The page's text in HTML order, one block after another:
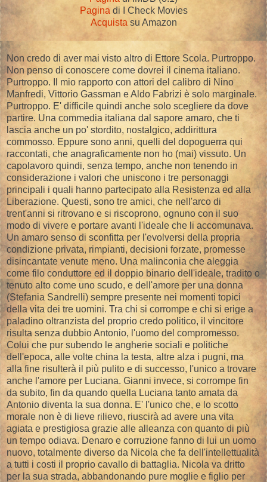
Pagina di I Check Movies
Acquista su Amazon
Non credo di aver mai visto altro di Ettore Scola. Purtroppo.
Non penso di conoscere come dovrei il cinema italiano.
Purtroppo. Il mio rapporto con attori del calibro di Nino
Manfredi, Vittorio Gassman e Aldo Fabrizi è solo marginale.
Purtroppo. E' difficile quindi anche solo scegliere da dove
partire. Una commedia italiana dal sapore amaro, che ti
lascia anche un po' stordito, nostalgico, addirittura
commosso. Eppure sono anni, quelli del dopoguerra qui
raccontati, che anagraficamente non ho (mai) vissuto. Un
capolavoro quindi, senza tempo, anche non tenendo in
considerazione i valori che uniscono i tre personaggi
principali i quali hanno partecipato alla Resistenza ed alla
Liberazione. Questi, sono tre amici, che nell'arco di
trent'anni si ritrovano e si riscoprono, ognuno con il suo
modo di vivere e portare avanti l'ideale che li accomunava.
Un amaro senso di sconfitta per l'evolversi della propria
condizione privata, rimpianti, decisioni forzate, promesse
disincantate venute meno. Una malinconia che aleggia
come filo conduttore ed il doppio binario dell'ideale, tradito o
tenuto alto come uno scudo, e dell'amore per una donna
(Stefania Sandrelli) sempre presente nei momenti topici
della vita dei tre uomini. Tra chi si corrompe e chi si erige a
paladino oltranzista del proprio credo politico, il vincitore
risulta senza dubbio Antonio, l'uomo del compromesso.
Colui che pur subendo le angherie sociali e politiche
dell'epoca, alle volte china la testa, altre alza i pugni, ma
alla fine risulterà il più pulito e di successo, l'unico a trovare
anche l'amore per Luciana. Gianni invece, si corrompe fin
da subito, fin da quando quella Luciana tanto amata da
Antonio diventa la sua donna. E' l'unico che, e lo scotto
morale non è di lieve rilievo, riuscirà ad avere una vita
agiata e prestigiosa grazie alle alleanza con quanto di più
un tempo odiava. Denaro e corruzione fanno di lui un uomo
nuovo, totalmente diverso da Nicola che fa dell'intellettualità
a tutti i costi il proprio cavallo di battaglia. Nicola va dritto
per la sua strada, abbandonando pure moglie e figlio per